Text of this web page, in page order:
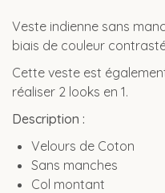
Veste indienne sans
biais de couleur
Cette veste est
réaliser 2 looks en 1.
Description :
Velours de Coton
Sans manches
Col montant